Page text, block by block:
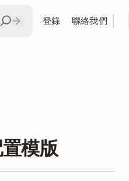
登錄 聯絡我們
模版